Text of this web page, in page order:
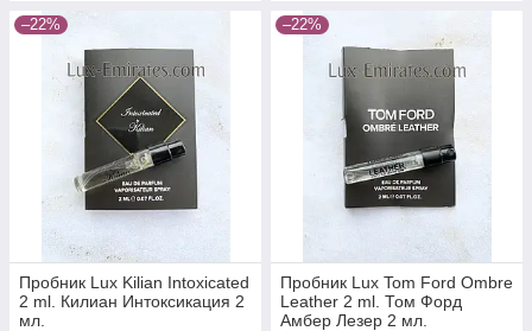
–22%
Пробник Lux Kilian Intoxicated
2 ml. Килиан Интоксикация 2
мл.
–22%
Пробник Lux Tom Ford Ombre
Leather 2 ml. Том Форд
Амбер Лезер 2 мл.